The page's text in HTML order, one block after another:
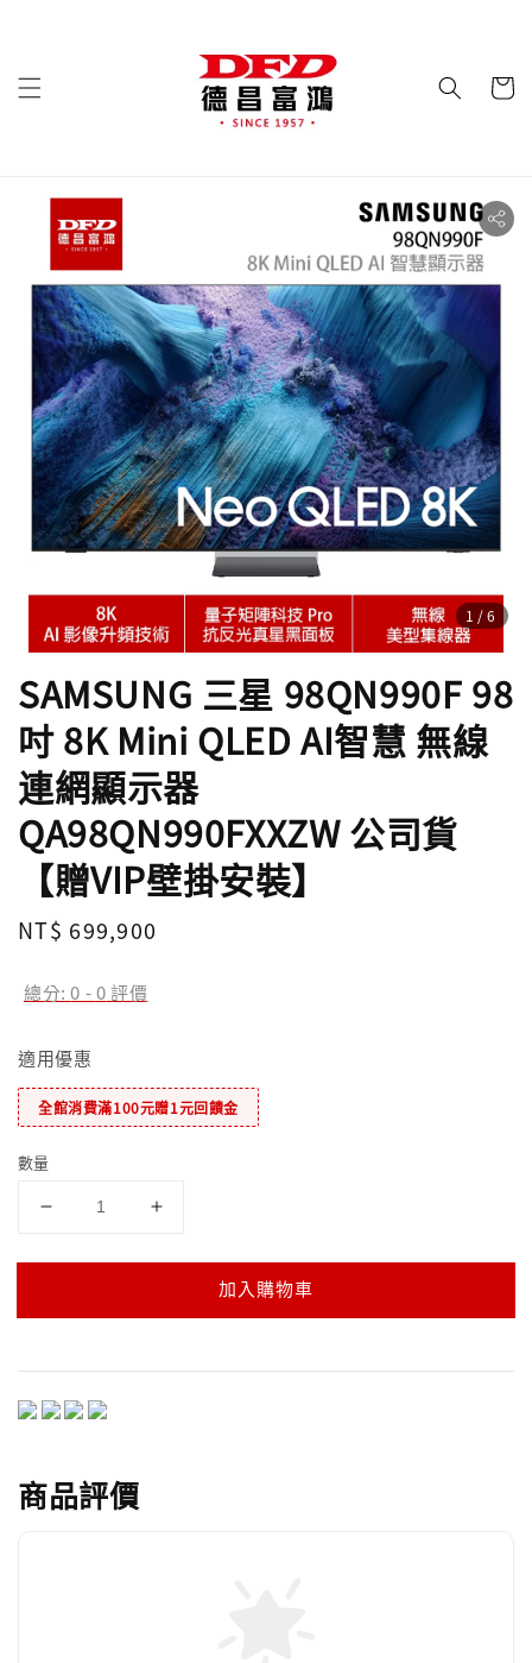
1 /6
SAMSUNG 三星 98QN990F 98
吋 8K Mini QLED AI智慧 無線
連網顯示器
QA98QN990FXXZW 公司貨
【贈VIP壁掛安裝】
Regular
NT$ 699,900
總分:0 -0評價
適用優惠
全館消費滿100元贈1元回饋金
數量
加入購物車
商品評價